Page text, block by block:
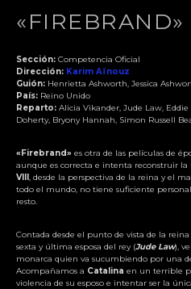
«FIREBRAND»
Sección: Competencia Oficial
Dirección: Karim Aïnouz
Guión: Henrietta Ashworth, Jessica
País: Reino Unido
Reparto: Alicia Vikander, Jude Law,
Doherty, Bryony Hannah, Simon Russell
«Firebrand» es otra de las películas de
aunque es correcta e intenta reconstruir
VIII, desde la perspectiva de la reina y el
todo el mundo, no tiene suficiente
resto.
Contada desde el punto de vista de la reina
sexta y última esposa del rey (Jude Law),
monarca quien va sucumbiendo por una
Acompañamos a Catalina en un terrible
violencia de su esposo e intentar ser la